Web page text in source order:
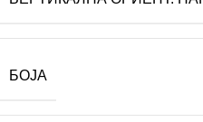
БОЈА